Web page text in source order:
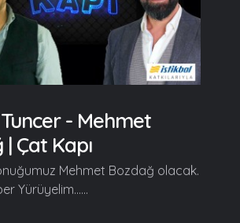
- Mehmet
Çat Kapı
Mehmet Bozdağ olacak.
Yürüyelim......